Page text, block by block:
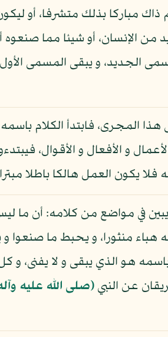
ذاك مباركا بذلك متشرفا، أو
من الإنسان، أو شيئا مما
الجديد، و يبقى المسمى
المجرى، فابتدأ الكلام
و الأفعال و الأقوال،
يكون العمل هالكا باطلا
يبين في مواضع من كلامه: أن
هباء منثورا، و يحبط ما صنعوا
هو الذي يبقى و لا يفنى، و
عن النبي(صلى الله عليه